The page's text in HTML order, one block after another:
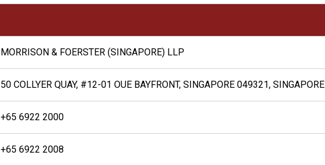
MORRISON & FOERSTER (SINGAPORE) LLP
50 COLLYER QUAY, #12-01 OUE BAYFRONT, SINGAPORE 049321, SINGAPORE
+65 6922 2000
+65 6922 2008